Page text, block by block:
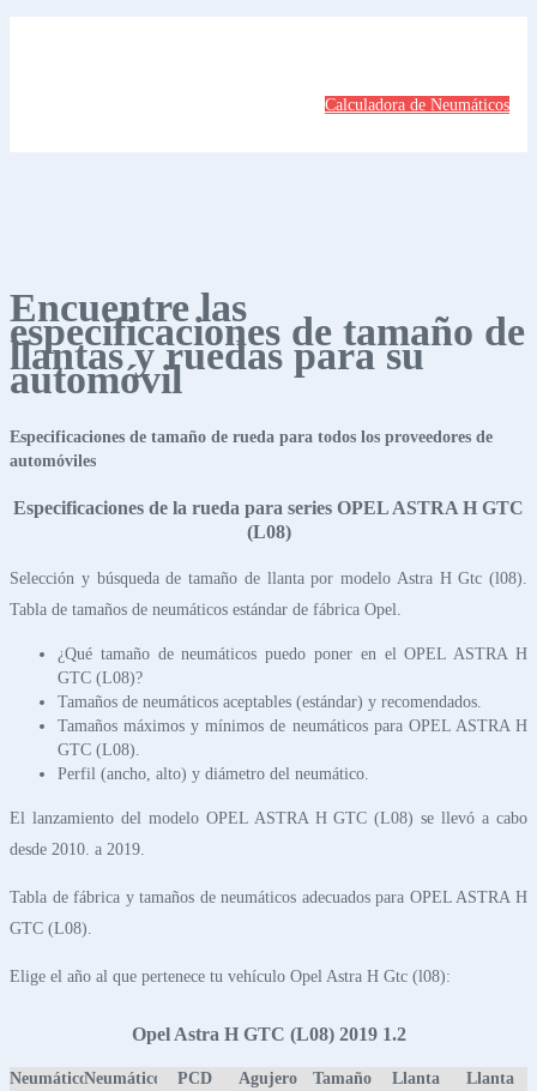
Calculadora de Neumáticos
Encuentre las
especificaciones de tamaño de
llantas y ruedas para su
automóvil
Especificaciones de tamaño de rueda para todos los proveedores de
automóviles
Especificaciones de la rueda para series OPEL ASTRA H GTC
(L08)
Selección y búsqueda de tamaño de llanta por modelo Astra H Gtc (l08).
Tabla de tamaños de neumáticos estándar de fábrica Opel.
¿Qué tamaño de neumáticos puedo poner en el OPEL ASTRA H
GTC (L08)?
Tamaños de neumáticos aceptables (estándar) y recomendados.
Tamaños máximos y mínimos de neumáticos para OPEL ASTRA H
GTC (L08).
Perfil (ancho, alto) y diámetro del neumático.
El lanzamiento del modelo OPEL ASTRA H GTC (L08) se llevó a cabo
desde 2010. a 2019.
Tabla de fábrica y tamaños de neumáticos adecuados para OPEL ASTRA H
GTC (L08).
Elige el año al que pertenece tu vehículo Opel Astra H Gtc (l08):
Opel Astra H GTC (L08) 2019 1.2
NeumáticoNeumático
PCD
Agujero
Tamaño
Llanta
Llanta